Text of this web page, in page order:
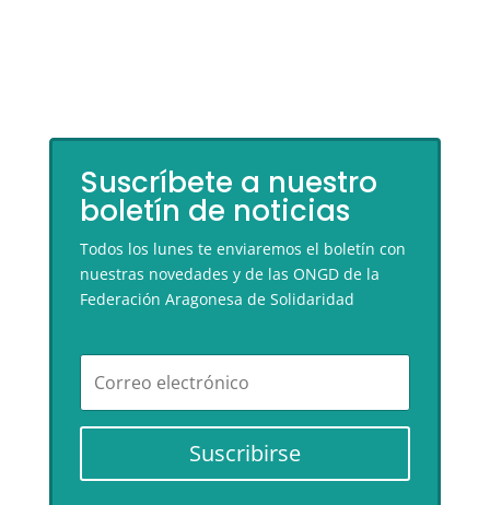
Suscríbete a nuestro
boletín de noticias
Todos los lunes te enviaremos el boletín con
nuestras novedades y de las ONGD de la
Federación Aragonesa de Solidaridad
Suscribirse